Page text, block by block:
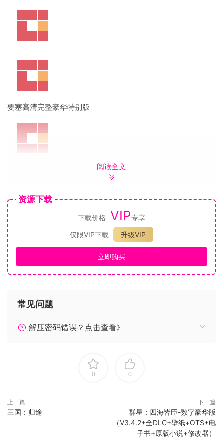
要塞高清完整豪华特别版
系列作曲家罗伯特·L·伊维诺（Robert L.Euvino）的新电影原声
数字艺术书，包括独家概念艺术
片长“制作”纪录片
名称: Stronghold: Warlords – The Mongol Empire Campaign
类型: 模拟, 策略
开发商: FireFly Studios
发行商: FireFly Studios
最低配置:
处理器: Intel i5-3330 3.0Ghz or AMD equivalent
我们刚刚发布了一个新的内容更新，增加了一个额外的人工智
能对手（伏昊），一条新的20任务小冲突路线，3张新地图，以
小冲突模式和多人模式作战，新的狮子军阀和成就。这个更新
阅读全文
资源下载
下载价格 VIP专享
仅限VIP下载
升级VIP
立即购买
常见问题
解压密码错误？点击查看》
0 0
上一篇
三国：归途
下一篇
群星：四海皆臣-数字豪华版
（V3.4.2+全DLC+壁纸+OTS+电
子书+原版小说+修改器）